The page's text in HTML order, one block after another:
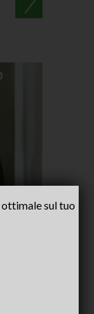
Capria
sul tuo